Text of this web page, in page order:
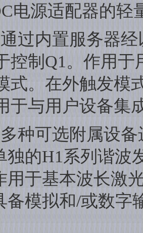
电源适配器的轻
过内置服务器
控制Q1。作用于
式。在外触发模
于与用户设备集
种可选附属设
独的H1系列谐波
用于基本波长激
备模拟和/或数字